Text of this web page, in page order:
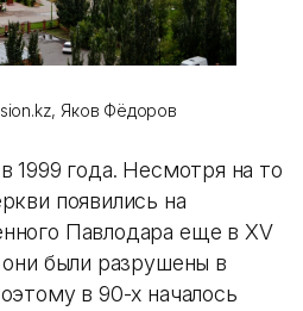
Яков Фёдоров
1999 года. Несмотря на то
появились на
Павлодара еще в XV
были разрушены в
в 90-х началось